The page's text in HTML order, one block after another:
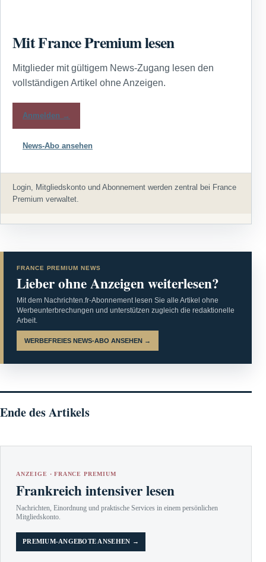
Mit France Premium lesen
Mitglieder mit gültigem News-Zugang lesen den
vollständigen Artikel ohne Anzeigen.
Anmelden →
News-Abo ansehen
Login, Mitgliedskonto und Abonnement werden zentral bei France
Premium verwaltet.
FRANCE PREMIUM NEWS
Lieber ohne Anzeigen weiterlesen?
Mit dem Nachrichten.fr-Abonnement lesen Sie alle Artikel ohne
Werbeunterbrechungen und unterstützen zugleich die redaktionelle
Arbeit.
WERBEFREIES NEWS-ABO ANSEHEN →
Ende des Artikels
ANZEIGE · FRANCE PREMIUM
Frankreich intensiver lesen
Nachrichten, Einordnung und praktische Services in einem persönlichen
Mitgliedskonto.
PREMIUM-ANGEBOTE ANSEHEN →